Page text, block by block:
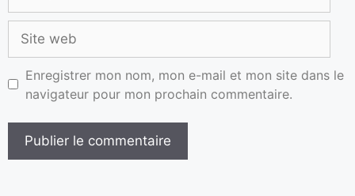
Enregistrer mon nom, mon e-mail et mon site dans le
navigateur pour mon prochain commentaire.